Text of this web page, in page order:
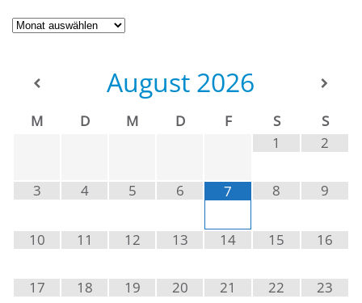
Geschichte
August 2026
M D M D F S
S
1
2
3 4 5 6 7 8 9
10 11 12 13 14 15 16
17 18 19 20 21 22 23